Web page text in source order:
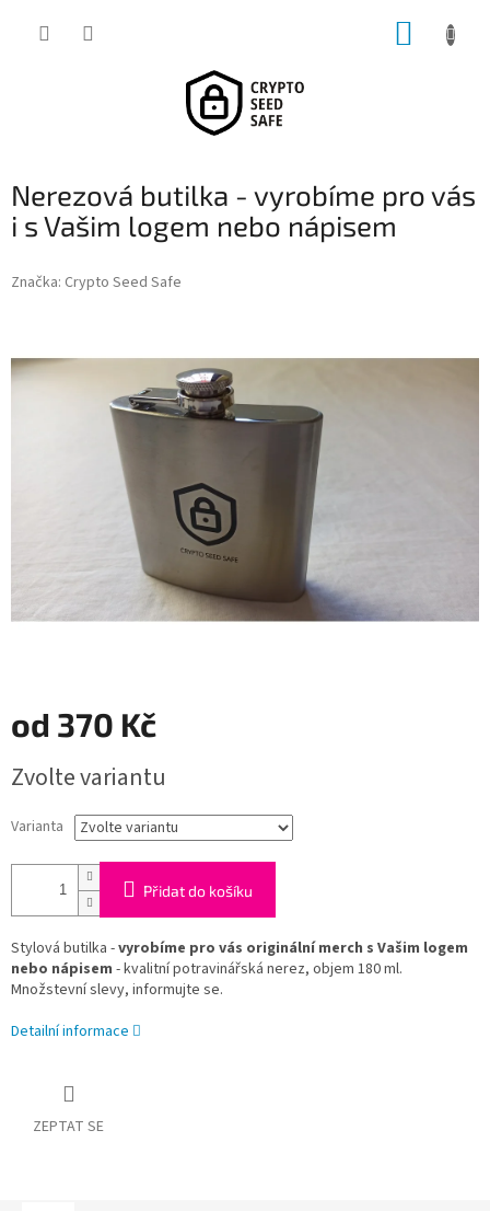
Nerezová butilka - vyrobíme pro vás
i s Vašim logem nebo nápisem
Značka: Crypto Seed Safe
od 370 Kč
cena:
Zvolte variantu
Varianta
Přidat do košíku
Stylová butilka -vyrobíme pro vás originální merch s Vašim logem
nebo nápisem - kvalitní potravinářská nerez, objem 180 ml.
Množstevní slevy, informujte se.
Detailní informace
ZEPTAT SE